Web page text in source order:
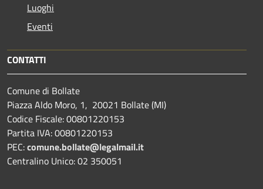
Luoghi
Eventi
CONTATTI
Comune di Bollate
Piazza Aldo Moro, 1, 20021 Bollate (MI)
Codice Fiscale: 00801220153
Partita IVA: 00801220153
PEC:comune.bollate@legalmail.it
Centralino Unico: 02 350051